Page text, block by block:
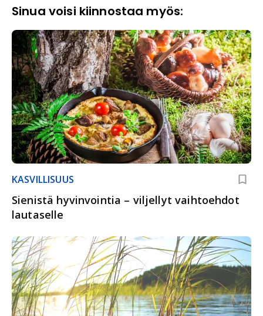
Sinua voisi kiinnostaa myös:
KASVILLISUUS
Sienistä hyvinvointia – viljellyt vaihtoehdot
lautaselle